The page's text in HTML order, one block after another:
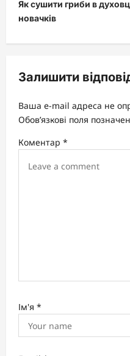
n
a
i
a
i
Як сушити гриби в
новачків
Залишити
Ваша e-mail адреса не
Обов’язкові поля
Коментар *
Ім'я *